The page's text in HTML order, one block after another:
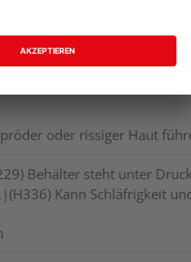
oder rissiger Haut
Behälter steht unter
Kann Schläfrigkeit